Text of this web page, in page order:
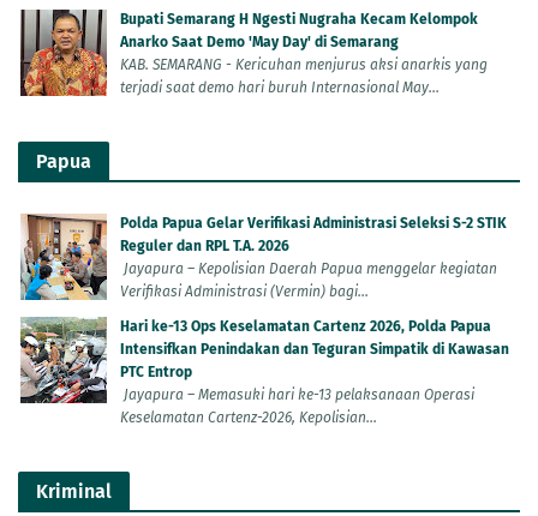
Bupati Semarang H Ngesti Nugraha Kecam Kelompok
Anarko Saat Demo 'May Day' di Semarang
KAB. SEMARANG - Kericuhan menjurus aksi anarkis yang
terjadi saat demo hari buruh Internasional May...
Papua
Polda Papua Gelar Verifikasi Administrasi Seleksi S-2 STIK
Reguler dan RPL T.A. 2026
Jayapura – Kepolisian Daerah Papua menggelar kegiatan
Verifikasi Administrasi (Vermin) bagi...
Hari ke-13 Ops Keselamatan Cartenz 2026, Polda Papua
Intensifkan Penindakan dan Teguran Simpatik di Kawasan
PTC Entrop
Jayapura – Memasuki hari ke-13 pelaksanaan Operasi
Keselamatan Cartenz-2026, Kepolisian...
Kriminal